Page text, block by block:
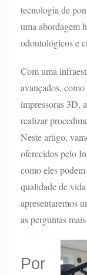
tecnologia de
uma abordagem
odontológicos e
Com uma
avançados,
impressoras 3D,
realizar
Neste artigo,
oferecidos pelo
como eles
qualidade de
apresentaremos
as perguntas
Por